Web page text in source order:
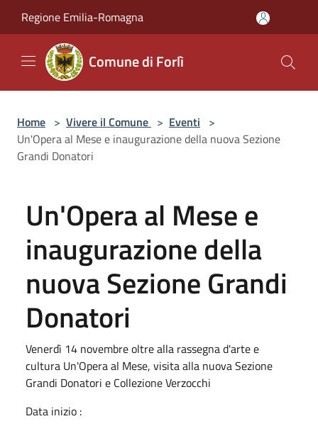
Regione Emilia-Romagna
Comune di Forlì
Home > Vivere il Comune > Eventi >
Un'Opera al Mese e inaugurazione della nuova Sezione
Grandi Donatori
Un'Opera al Mese e
inaugurazione della
nuova Sezione Grandi
Donatori
Venerdì 14 novembre oltre alla rassegna d'arte e
cultura Un'Opera al Mese, visita alla nuova Sezione
Grandi Donatori e Collezione Verzocchi
Data inizio :